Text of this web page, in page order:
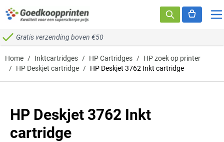
Ga naar de inhoud
Gratis verzending boven €50
Home / Inktcartridges / HP Cartridges / HP zoek op printer
/ HP Deskjet cartridge / HP Deskjet 3762 Inkt cartridge
HP Deskjet 3762 Inkt
cartridge